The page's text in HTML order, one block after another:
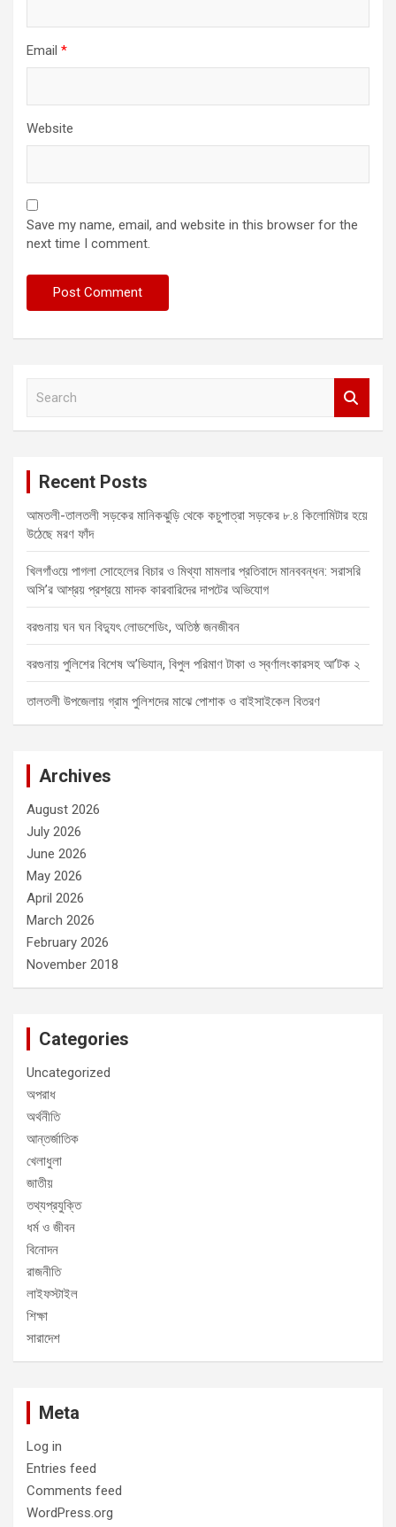
Email *
Website
Save my name, email, and website in this browser for the
next time I comment.
Recent Posts
আমতলী-তালতলী সড়কের মানিকঝুড়ি থেকে কচুপাত্রা সড়কের ৮.৪ কিলোমিটার হয়ে
উঠেছে মরণ ফাঁদ
খিলগাঁওয়ে পাগলা সোহেলের বিচার ও মিথ্যা মামলার প্রতিবাদে মানববন্ধন: সরাসরি
অসি’র আশ্রয় প্রশ্রয়ে মাদক কারবারিদের দাপটের অভিযোগ
বরগুনায় ঘন ঘন বিদ্যুৎ লোডশেডিং, অতিষ্ঠ জনজীবন
বরগুনায় পুলিশের বিশেষ অ’ভিযান, বিপুল পরিমাণ টাকা ও স্বর্ণালংকারসহ আ’টক ২
তালতলী উপজেলায় গ্রাম পুলিশদের মাঝে পোশাক ও বাইসাইকেল বিতরণ
Archives
August 2026
July 2026
June 2026
May 2026
April 2026
March 2026
February 2026
November 2018
Categories
Uncategorized
অপরাধ
অর্থনীতি
আন্তর্জাতিক
খেলাধুলা
জাতীয়
তথ্যপ্রযুক্তি
ধর্ম ও জীবন
বিনোদন
রাজনীতি
লাইফস্টাইল
শিক্ষা
সারাদেশ
Meta
Log in
Entries feed
Comments feed
WordPress.org